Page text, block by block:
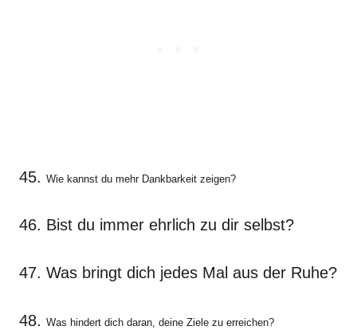
45. Wie kannst du mehr Dankbarkeit zeigen?
46. Bist du immer ehrlich zu dir selbst?
47. Was bringt dich jedes Mal aus der Ruhe?
48. Was hindert dich daran, deine Ziele zu erreichen?